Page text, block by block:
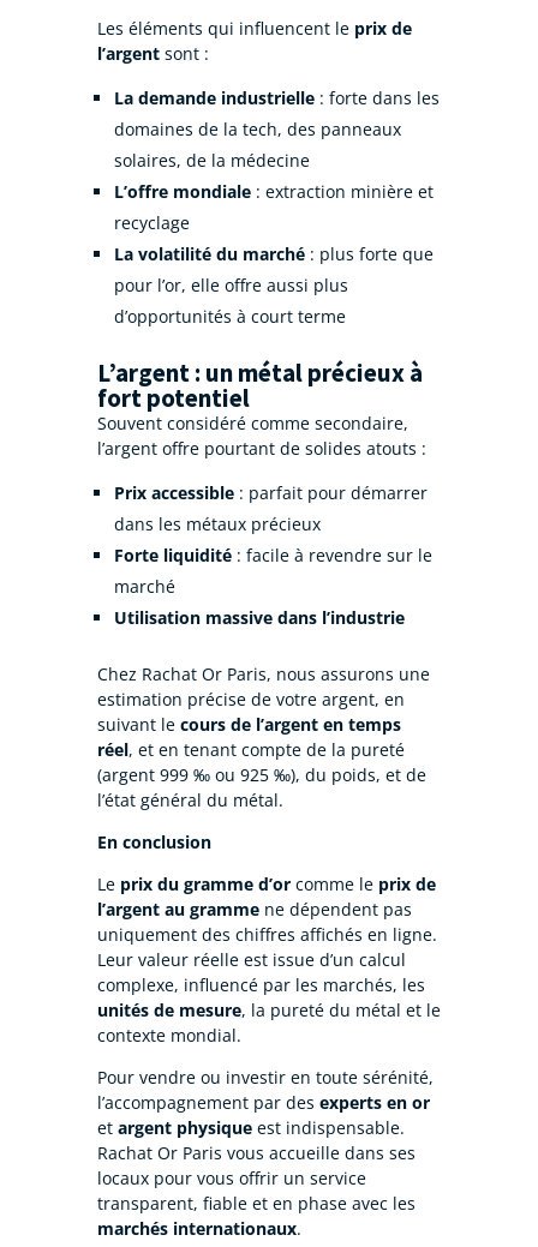
Les éléments qui influencent le prix de
l’argentsont :
La demande industrielle: forte dans les
domaines de la tech, des panneaux
solaires, de la médecine
L’offre mondiale: extraction minière et
recyclage
La volatilité du marché: plus forte que
pour l’or, elle offre aussi plus
d’opportunités à court terme
L’argent : un métal précieux à
fort potentiel
Souvent considéré comme secondaire,
l’argent offre pourtant de solides atouts :
Prix accessible: parfait pour démarrer
dans les métaux précieux
Forte liquidité: facile à revendre sur le
marché
Utilisation massive dans l’industrie
Chez Rachat Or Paris, nous assurons une
estimation précise de votre argent, en
suivant le cours de l’argent en temps
réel, et en tenant compte de la pureté
(argent 999 ‰ ou 925 ‰), du poids, et de
l’état général du métal.
En conclusion
Le prix du gramme d’orcomme le prix de
l’argent au grammene dépendent pas
uniquement des chiffres affichés en ligne.
Leur valeur réelle est issue d’un calcul
complexe, influencé par les marchés, les
unités de mesure, la pureté du métal et le
contexte mondial.
Pour vendre ou investir en toute sérénité,
l’accompagnement par des experts en or
et argent physiqueest indispensable.
Rachat Or Paris vous accueille dans ses
locaux pour vous offrir un service
transparent, fiable et en phase avec les
marchés internationaux.